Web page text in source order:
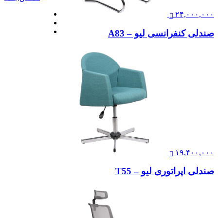
۲۴,۰۰۰,۰۰۰
صندلی کنفرانسی لیو – A83
۱۹,۴۰۰,۰۰۰
صندلی اپراتوری لیو – T55